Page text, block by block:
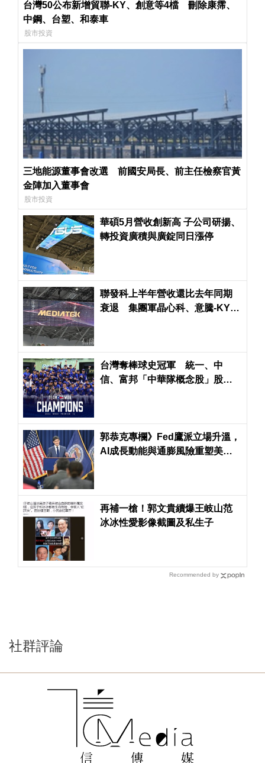
台灣50公布新增貿聯-KY、創意等4檔 刪除康霈、
中鋼、台塑、和泰車
股市投資
三地能源董事會改選 前國安局長、前主任檢察官黃
金陣加入董事會
股市投資
華碩5月營收創新高 子公司研揚、
轉投資廣積與廣錠同日漲停
聯發科上半年營收還比去年同期
衰退 集團軍晶心科、意騰-KY年
台灣奪棒球史冠軍 統一、中
信、富邦「中華隊概念股」股價
郭恭克專欄》Fed鷹派立場升溫，
AI成長動能與通膨風險重塑美、
再補一槍！郭文貴續爆王岐山范
冰冰性愛影像截圖及私生子
Recommended by
社群評論